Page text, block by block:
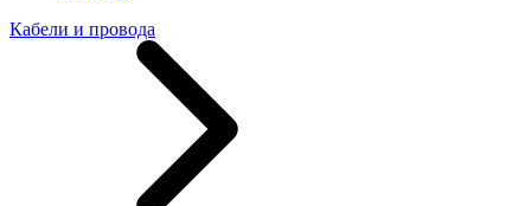
Кабели и провода